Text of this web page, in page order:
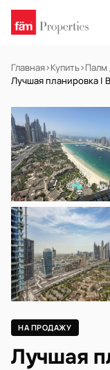
Главная›Купить›
Лучшая планировка |
НА ПРОДАЖУ
НА ПРОДАЖУ
Лучшая